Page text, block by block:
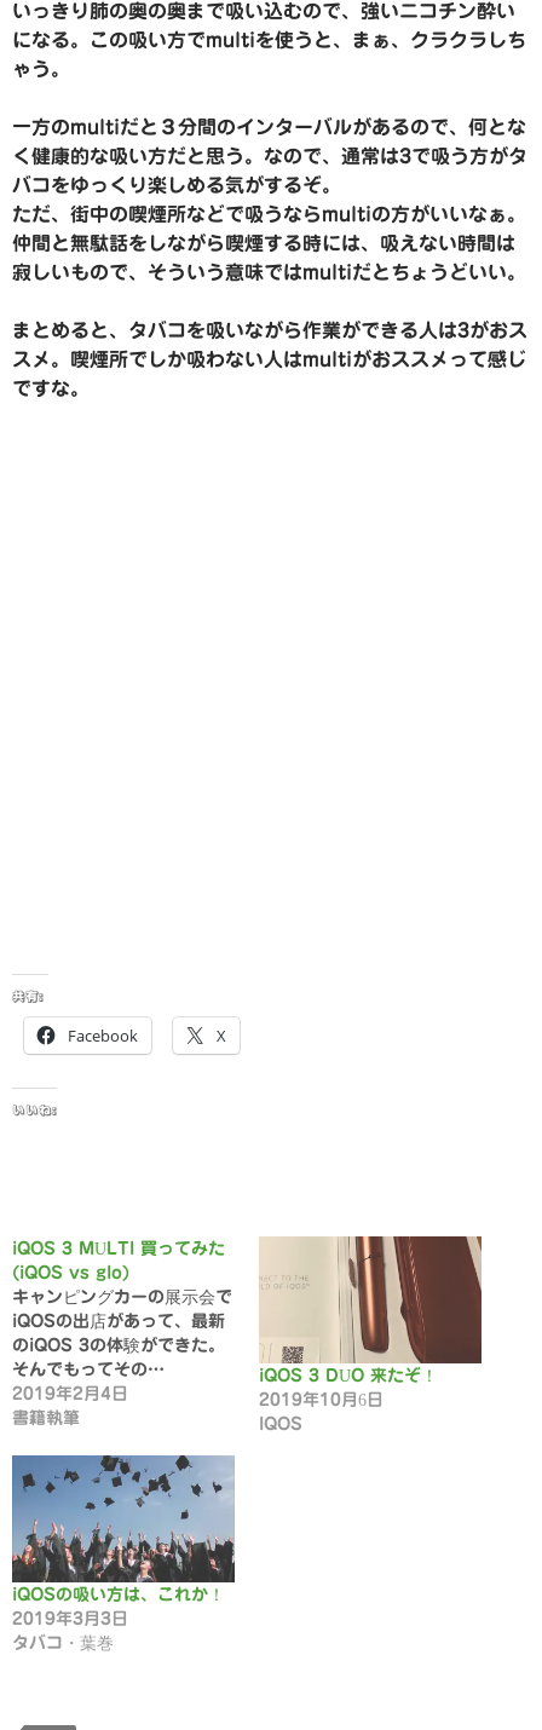
いっきり肺の奥の奥まで吸い込むので、強いニコチン酔い
になる。この吸い方でmultiを使うと、まぁ、クラクラしち
ゃう。
一方のmultiだと３分間のインターバルがあるので、何とな
く健康的な吸い方だと思う。なので、通常は3で吸う方がタ
バコをゆっくり楽しめる気がするぞ。
ただ、街中の喫煙所などで吸うならmultiの方がいいなぁ。
仲間と無駄話をしながら喫煙する時には、吸えない時間は
寂しいもので、そういう意味ではmultiだとちょうどいい。
まとめると、タバコを吸いながら作業ができる人は3がおス
スメ。喫煙所でしか吸わない人はmultiがおススメって感じ
ですな。
共有:
Facebook X
いいね:
iQOS 3 MULTI 買ってみた
(iQOS vs glo)
キャンピングカーの展示会で
iQOSの出店があって、最新
のiQOS 3の体験ができた。
そんでもってその…
2019年2月4日
書籍執筆
iQOS 3 DUO 来たぞ！
2019年10月6日
IQOS
iQOSの吸い方は、これか！
2019年3月3日
タバコ・葉巻